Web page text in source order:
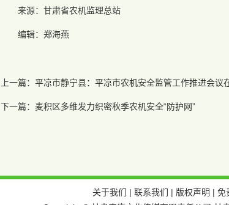
来源：甘肃省农机监理总站
编辑：郑海燕
上一篇： 平凉市静宁县：平凉市农机安全监管工作推进会议
下一篇： 麦积区多维发力织密秋季农机安全“防护网”
关于我们 | 联系我们 | 版权声明 | 免